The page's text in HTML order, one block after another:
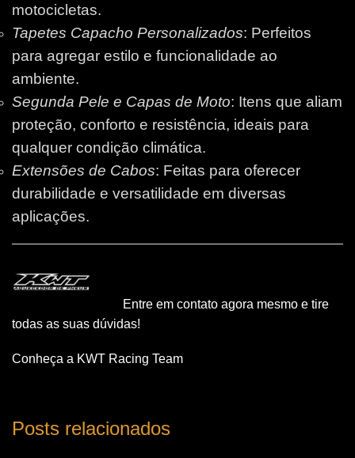
motocicletas.
Tapetes Capacho Personalizados: Perfeitos
para agregar estilo e funcionalidade ao
ambiente.
Segunda Pele e Capas de Moto: Itens que aliam
proteção, conforto e resistência, ideais para
qualquer condição climática.
Extensões de Cabos: Feitas para oferecer
durabilidade e versatilidade em diversas
aplicações.
Entre em contato agora mesmo e tire
todas as suas dúvidas!
Conheça a KWT Racing Team
Posts relacionados